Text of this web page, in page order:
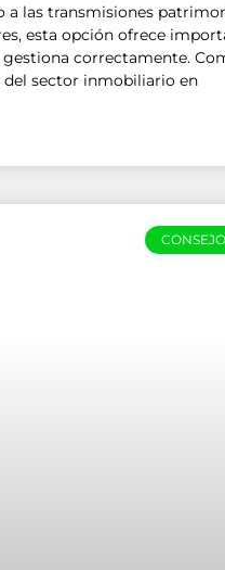
a las transmisiones
esta opción ofrece
gestiona correctamente.
del sector inmobiliario en